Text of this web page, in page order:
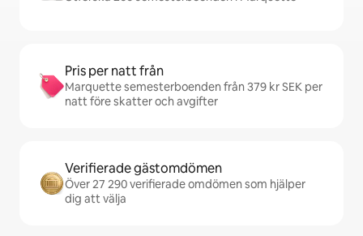
Pris per natt från
Marquette semesterboenden från 379 kr SEK per
natt före skatter och avgifter
Verifierade gästomdömen
Över 27 290 verifierade omdömen som hjälper
dig att välja